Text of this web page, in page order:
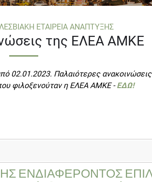
ΕΤΑΙΡΕΙΑ ΑΝΑΠΤΥΞΗΣ
της ΕΛΕΑ ΑΜΚΕ
Παλαιότερες
φιλοξενούταν η ΕΛΕΑ ΑΜΚΕ -ΕΔΩ!
ΕΝΔΙΑΦΕΡΟΝΤΟΣ